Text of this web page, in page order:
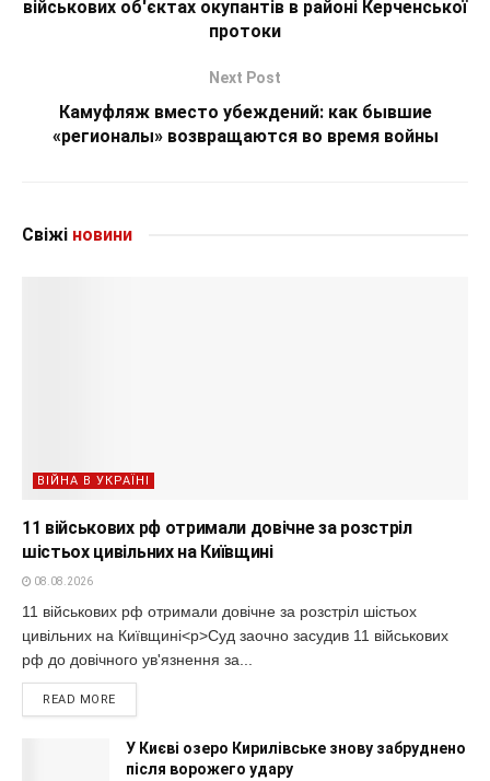
військових об'єктах окупантів в районі Керченської
протоки
Next Post
Камуфляж вместо убеждений: как бывшие
«регионалы» возвращаются во время войны
Свіжі новини
ВІЙНА В УКРАЇНІ
11 військових рф отримали довічне за розстріл
шістьох цивільних на Київщині
08.08.2026
11 військових рф отримали довічне за розстріл шістьох
цивільних на Київщині<p>Суд заочно засудив 11 військових
рф до довічного ув'язнення за...
READ MORE
У Києві озеро Кирилівське знову забруднено
після ворожего удару